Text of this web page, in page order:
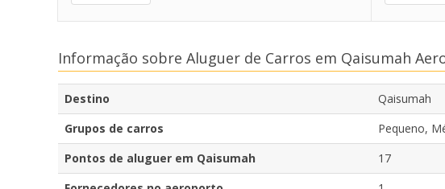
Informação sobre Aluguer de Carros em Qaisumah
Destino
Qaisumah
Grupos de carros
Pequeno,
Pontos de aluguer em Qaisumah
17